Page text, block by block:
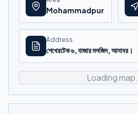
Mohammadpur
Address
শেখেরটেক ৬, বাজার মসজিদ, আদাবর।
Loading